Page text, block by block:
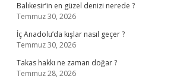
Balıkesir’in en güzel denizi nerede ?
Temmuz 30, 2026
İç Anadolu’da kışlar nasıl geçer ?
Temmuz 30, 2026
Takas hakkı ne zaman doğar ?
Temmuz 28, 2026